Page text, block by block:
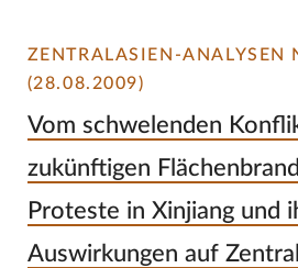
ZENTRALASIEN-ANALYSEN
(28.08.2009)
Vom schwelenden
zukünftigen
Proteste in Xinjiang und
Auswirkungen auf